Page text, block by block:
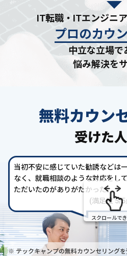
IT転職・ITエンジニ
プロのカウ
中立な立場で
悩み解決を
無料カウン
受けた
当初不安に感じていた勧誘などは
なく、就職相談のような対応をし
ただいたのがありがたかった。
(満足度 5/5
スクロールで
※ テックキャンプの無料カウンセリングを